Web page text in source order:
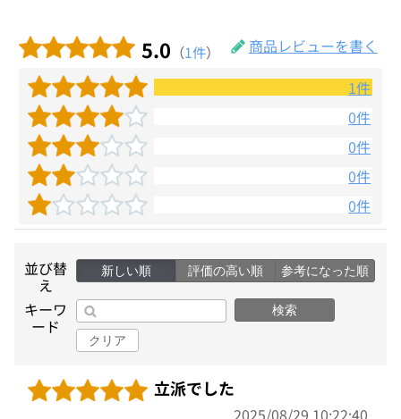
5.0 （1件）
商品レビューを書く
1件
0件
0件
0件
0件
並び替
え
新しい順 評価の高い順 参考になった順
キーワ
ード
検索
クリア
立派でした
2025/08/29 10:22:40